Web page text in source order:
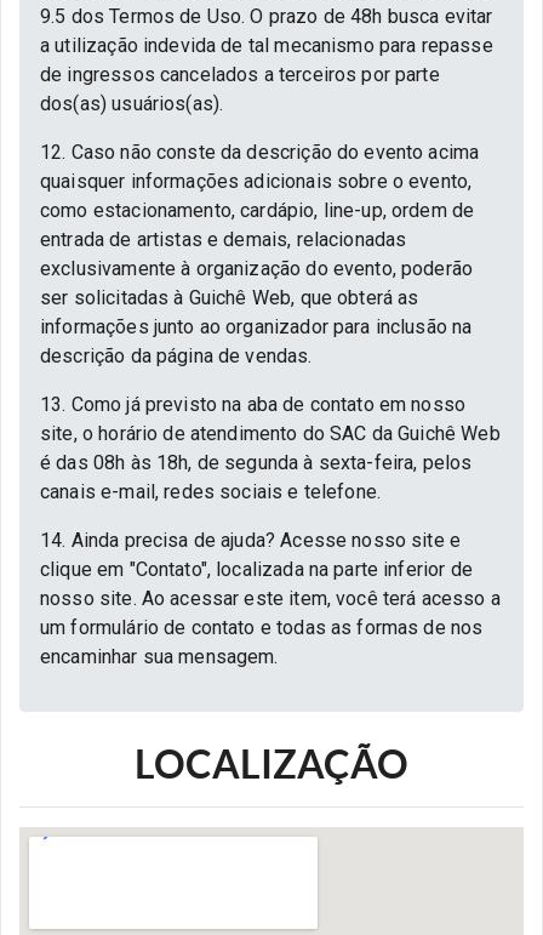
9.5 dos Termos de Uso. O prazo de 48h busca evitar
a utilização indevida de tal mecanismo para repasse
de ingressos cancelados a terceiros por parte
dos(as) usuários(as).
12. Caso não conste da descrição do evento acima
quaisquer informações adicionais sobre o evento,
como estacionamento, cardápio, line-up, ordem de
entrada de artistas e demais, relacionadas
exclusivamente à organização do evento, poderão
ser solicitadas à Guichê Web, que obterá as
informações junto ao organizador para inclusão na
descrição da página de vendas.
13. Como já previsto na aba de contato em nosso
site, o horário de atendimento do SAC da Guichê Web
é das 08h às 18h, de segunda à sexta-feira, pelos
canais e-mail, redes sociais e telefone.
14. Ainda precisa de ajuda? Acesse nosso site e
clique em "Contato", localizada na parte inferior de
nosso site. Ao acessar este item, você terá acesso a
um formulário de contato e todas as formas de nos
encaminhar sua mensagem.
LOCALIZAÇÃO